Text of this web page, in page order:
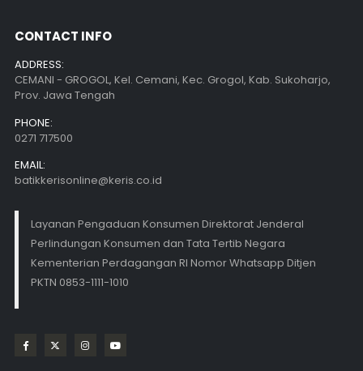
CONTACT INFO
ADDRESS:
CEMANI - GROGOL, Kel. Cemani, Kec. Grogol, Kab. Sukoharjo,
Prov. Jawa Tengah
PHONE:
0271 717500
EMAIL:
batikkerisonline@keris.co.id
Layanan Pengaduan Konsumen Direktorat Jenderal
Perlindungan Konsumen dan Tata Tertib Negara
Kementerian Perdagangan RI Nomor Whatsapp Ditjen
PKTN 0853-1111-1010